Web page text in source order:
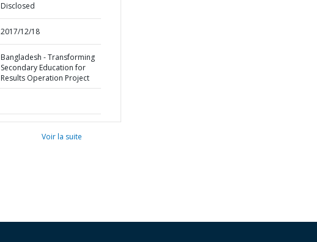
Disclosed
2017/12/18
Bangladesh - Transforming
Secondary Education for
Results Operation Project
Voir la suite